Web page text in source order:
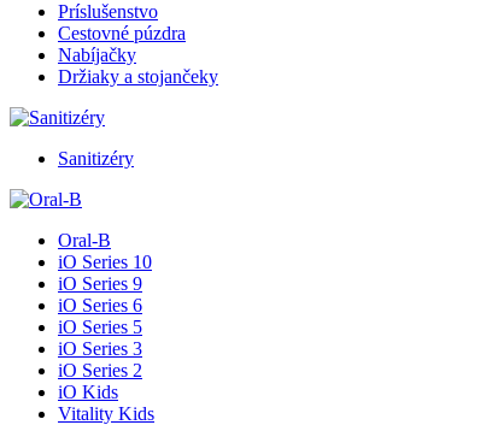
Príslušenstvo
Cestovné púzdra
Nabíjačky
Držiaky a stojančeky
Sanitizéry
Oral-B
iO Series 10
iO Series 9
iO Series 6
iO Series 5
iO Series 3
iO Series 2
iO Kids
Vitality Kids